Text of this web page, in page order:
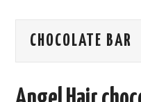
DISTRIBUTION
CHOCOLATE BAR